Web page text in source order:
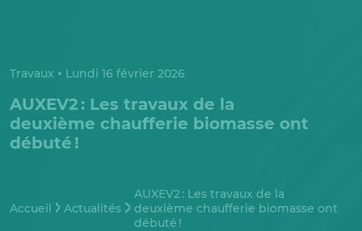
Travaux Lundi 16 février 2026
AUXEV2 : Les travaux de la
deuxième chaufferie biomasse ont
débuté !
Accueil Actualités
AUXEV2 : Les travaux de la
deuxième chaufferie biomasse ont
débuté !